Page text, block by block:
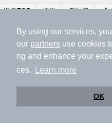
By using our services,
our partners use cookies
ng and enhance your
ces.
Learn more
OK
温泉TOP 東海 愛知県
地図から探す